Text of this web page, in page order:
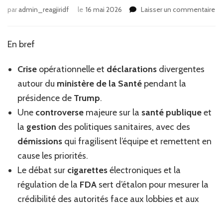
paradmin_reagjiridf le 16 mai 2026 Laisser un commentairesur
En bref
Crise opérationnelle et déclarations divergentes
autour du ministère de la Santé pendant la
présidence de Trump.
Une controverse majeure sur la santé publiqueet
la gestion des politiques sanitaires, avec des
démissions qui fragilisent l’équipe et remettent en
cause les priorités.
Le débat sur cigarettesélectroniques et la
régulation de la FDA sert d’étalon pour mesurer la
crédibilité des autorités face aux lobbies et aux